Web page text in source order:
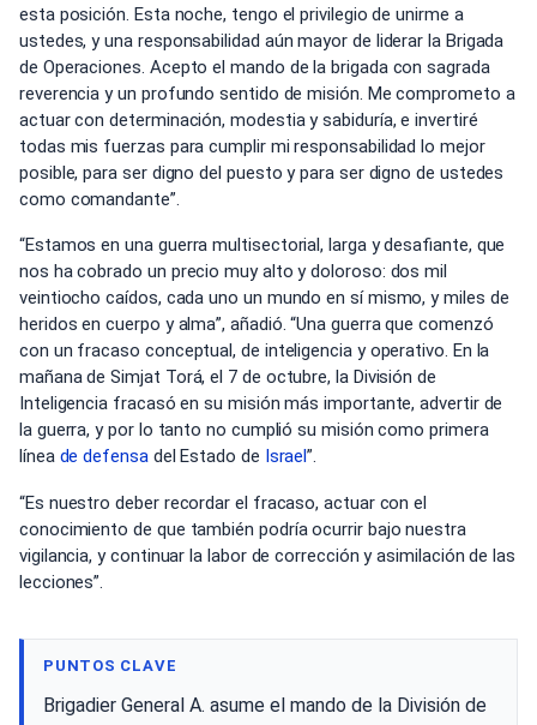
esta posición. Esta noche, tengo el privilegio de unirme a
ustedes, y una responsabilidad aún mayor de liderar la Brigada
de Operaciones. Acepto el mando de la brigada con sagrada
reverencia y un profundo sentido de misión. Me comprometo a
actuar con determinación, modestia y sabiduría, e invertiré
todas mis fuerzas para cumplir mi responsabilidad lo mejor
posible, para ser digno del puesto y para ser digno de ustedes
como comandante”.
“Estamos en una guerra multisectorial, larga y desafiante, que
nos ha cobrado un precio muy alto y doloroso: dos mil
veintiocho caídos, cada uno un mundo en sí mismo, y miles de
heridos en cuerpo y alma”, añadió. “Una guerra que comenzó
con un fracaso conceptual, de inteligencia y operativo. En la
mañana de Simjat Torá, el 7 de octubre, la División de
Inteligencia fracasó en su misión más importante, advertir de
la guerra, y por lo tanto no cumplió su misión como primera
línea de defensadel Estado de Israel”.
“Es nuestro deber recordar el fracaso, actuar con el
conocimiento de que también podría ocurrir bajo nuestra
vigilancia, y continuar la labor de corrección y asimilación de las
lecciones”.
PUNTOS CLAVE
Brigadier General A. asume el mando de la División de